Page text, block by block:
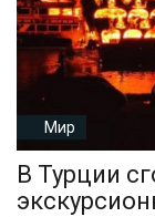
Мир
В Турции